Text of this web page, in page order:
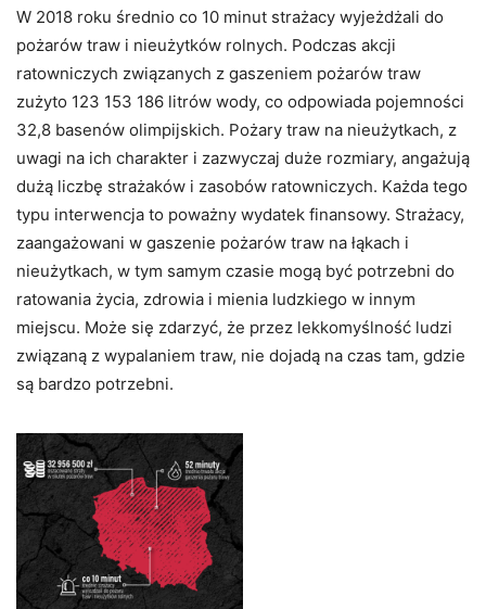
W 2018 roku średnio co 10 minut strażacy wyjeżdżali do
pożarów traw i nieużytków rolnych. Podczas akcji
ratowniczych związanych z gaszeniem pożarów traw
zużyto 123 153 186 litrów wody, co odpowiada pojemności
32,8 basenów olimpijskich. Pożary traw na nieużytkach, z
uwagi na ich charakter i zazwyczaj duże rozmiary, angażują
dużą liczbę strażaków i zasobów ratowniczych. Każda tego
typu interwencja to poważny wydatek finansowy. Strażacy,
zaangażowani w gaszenie pożarów traw na łąkach i
nieużytkach, w tym samym czasie mogą być potrzebni do
ratowania życia, zdrowia i mienia ludzkiego w innym
miejscu. Może się zdarzyć, że przez lekkomyślność ludzi
związaną z wypalaniem traw, nie dojadą na czas tam, gdzie
są bardzo potrzebni.